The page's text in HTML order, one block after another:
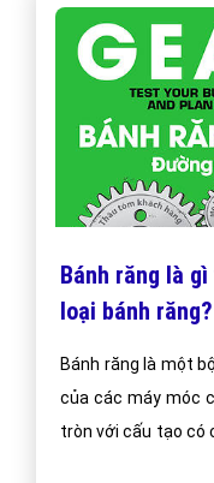
Bánh răng là
loại bánh răng?
Bánh răng là một
của các máy móc
tròn với cấu tạo có